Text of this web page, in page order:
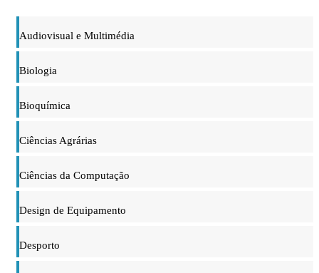
Audiovisual e Multimédia
Biologia
Bioquímica
Ciências Agrárias
Ciências da Computação
Design de Equipamento
Desporto